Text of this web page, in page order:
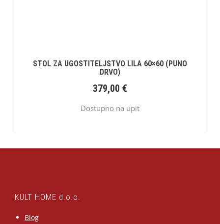
STOL ZA UGOSTITELJSTVO LILA 60×60 (PUNO
DRVO)
379,00 €
Dostupno na upit
KULT HOME d.o.o.
Blog